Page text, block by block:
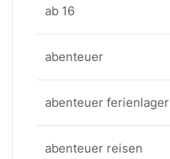
ab 16
abenteuer
abenteuer ferienlager
abenteuer reisen